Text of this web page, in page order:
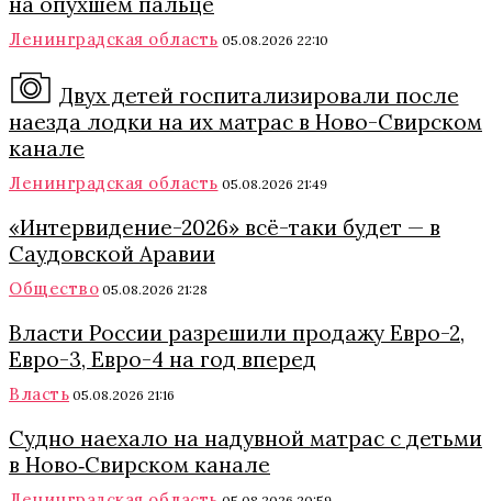
Ленинградская область 05.08.2026 22:10
Двух детей госпитализировали после
наезда лодки на их матрас в Ново-Свирском
канале
Ленинградская область 05.08.2026 21:49
«Интервидение-2026» всё-таки будет — в
Саудовской Аравии
Общество 05.08.2026 21:28
Власти России разрешили продажу Евро-2,
Евро-3, Евро-4 на год вперед
Власть 05.08.2026 21:16
Судно наехало на надувной матрас с детьми
в Ново‑Свирском канале